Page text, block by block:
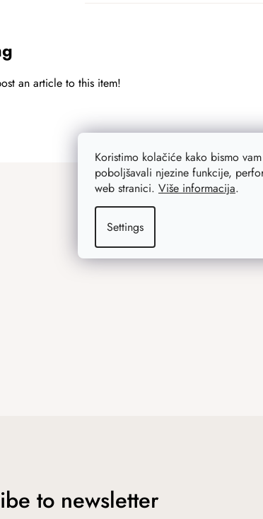
Koristimo kolačiće kako bismo
poboljšavali njezine funkcije,
web stranici. Više informacija.
Settings
an article to this item!
to newsletter